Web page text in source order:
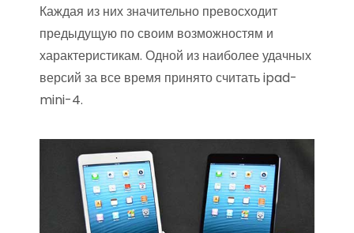
Каждая из них значительно превосходит
предыдущую по своим возможностям и
характеристикам. Одной из наиболее удачных
версий за все время принято считать ipad-
mini-4.